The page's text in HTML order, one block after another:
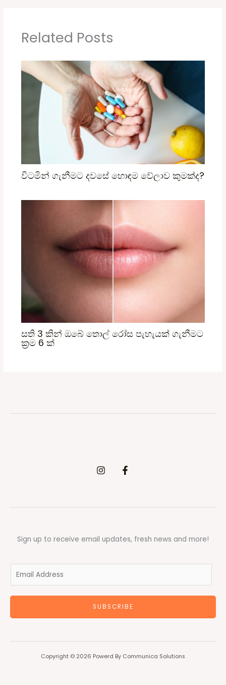
Related Posts
විටමින් ගැනීමට දවසේ හොඳම වේලාව කුමක්ද?
සති 3 කින් ඔබේ තොල් රෝස පැහැයක් ගැනීමට
ක්‍රම 6 ක්
Sign up to receive email updates, fresh news and more!
a
l
SUBSCRIBE
Copyright © 2026 Powerd By Communica Solutions